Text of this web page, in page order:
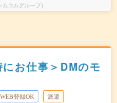
コムグループ）
お仕事＞DMのモ
WEB登録OK 派遣